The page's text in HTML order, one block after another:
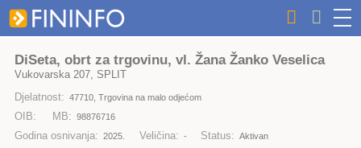
DiSeta, obrt za trgovinu, vl. Žana Žanko Veselica
Vukovarska 207, SPLIT
Djelatnost: 47710, Trgovina na malo odjećom
OIB: MB: 98876716
Godina osnivanja: 2025. Veličina: - Status: Aktivan